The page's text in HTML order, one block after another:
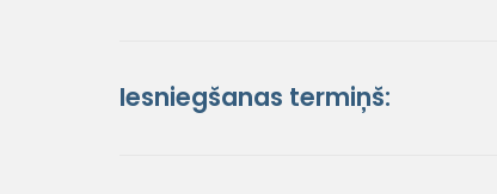
Iesniegšanas termiņš: